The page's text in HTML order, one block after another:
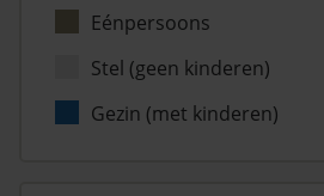
Eénpersoons
Stel (geen kinderen)
Gezin (met kinderen)